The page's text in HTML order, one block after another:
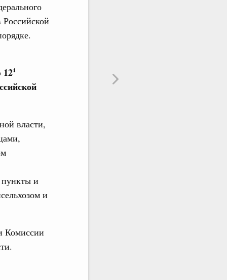
124
власти,
пункты и
и
Комиссии